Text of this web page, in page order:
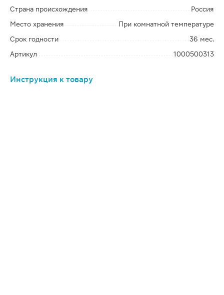
Страна происхождения
Россия
Место хранения
При комнатной температуре
Срок годности
36 мес.
Артикул
1000500313
Инструкция к товару